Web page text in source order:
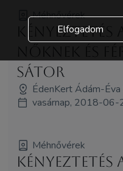
Méhnővérek
Kényeztetés
Sátor
ÉdenKert Ádám-
vasárnap, 2018-
Méhnővérek
Kényeztetés
Elfogadom